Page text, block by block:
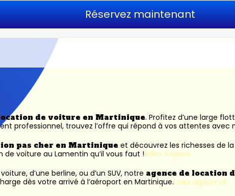
de voiture en Martinique. Profitez d’une large
professionnel, trouvez l’offre qui répond à vos attentes avec
pas cher en Martinique et découvrez les richesses de
de voiture au Lamentin qu’il vous faut !Rolex Replica
d’une berline, ou d’un SUV, notre agence de location
dès votre arrivé à l’aéroport en Martinique.rolex replica uk